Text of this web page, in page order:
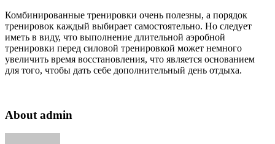
Комбинированные тренировки очень полезны, а порядок
тренировок каждый выбирает самостоятельно. Но следует
иметь в виду, что выполнение длительной аэробной
тренировки перед силовой тренировкой может немного
увеличить время восстановления, что является основанием
для того, чтобы дать себе дополнительный день отдыха.
About admin